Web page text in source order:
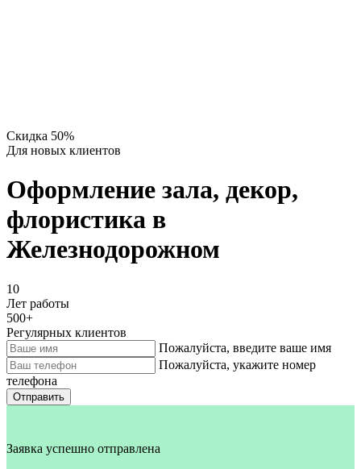
Скидка 50%
Для новых клиентов
Оформление зала, декор,
флористика в
Железнодорожном
10
Лет работы
500+
Регулярных клиентов
Пожалуйста, введите ваше имя
Пожалуйста, укажите номер
телефона
Отправить
Заявка успешно отправлена